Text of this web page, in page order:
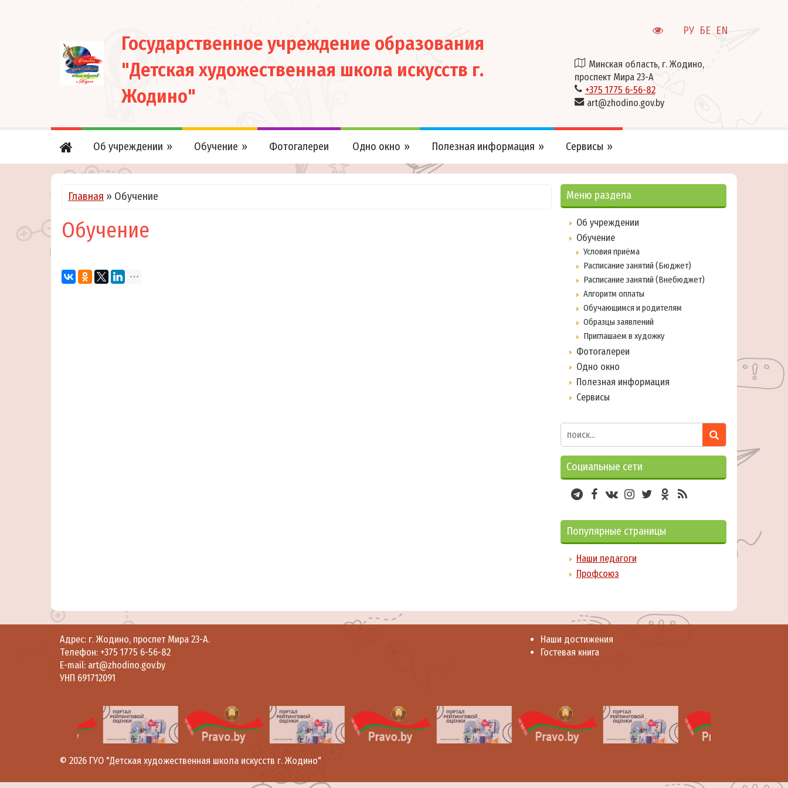
Государственное учреждение образования
"Детская художественная школа искусств г.
Жодино"
РУ БЕ EN
Минская область, г. Жодино,
проспект Мира 23-А
+375 1775 6-56-82
art@zhodino.gov.by
Об учреждении Обучение Фотогалереи Одно окно Полезная информация Сервисы
Главная » Обучение
Обучение
Меню раздела
Об учреждении
Обучение
Условия приёма
Расписание занятий (Бюджет)
Расписание занятий (Внебюджет)
Алгоритм оплаты
Обучающимся и родителям
Образцы заявлений
Приглашаем в художку
Фотогалереи
Одно окно
Полезная информация
Сервисы
Социальные сети
Популярные страницы
Наши педагоги
Профсоюз
Адрес: г. Жодино, проспет Мира 23-A.
Телефон: +375 1775 6-56-82
E-mail: art@zhodino.gov.by
УНП 691712091
Наши достижения
Гостевая книга
© 2026 ГУО "Детская художественная школа искусств г. Жодино"